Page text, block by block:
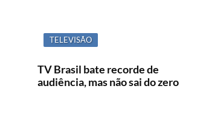
TELEVISÃO
TV Brasil bate recorde de
audiência, mas não sai do zero